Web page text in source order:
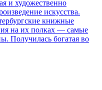
и художественно
искусства.
книжные
на их полках — самые
Получилась богатая во